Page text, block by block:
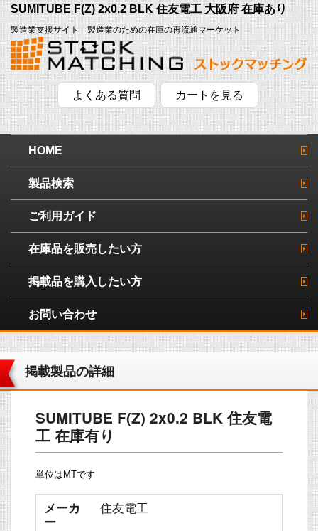
SUMITUBE F(Z) 2x0.2 BLK 住友電工 大阪府 在庫あり
製造業支援サイト 製造業のための在庫の再流通マーケット
よくある質問 カートを見る
HOME
製品検索
ご利用ガイド
在庫品を販売したい方
掲載品を購入したい方
お問い合わせ
掲載製品の詳細
SUMITUBE F(Z) 2x0.2 BLK 住友電
工 在庫有り
単位はMTです
メーカ
ー
住友電工